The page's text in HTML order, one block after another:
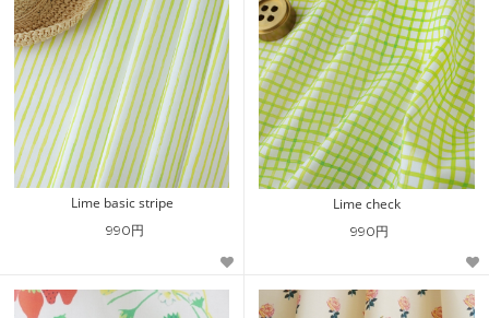
Lime basic stripe
990円
Lime check
990円